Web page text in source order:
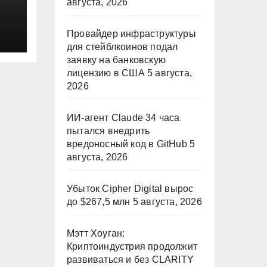
августа, 2026
Провайдер инфраструктуры
для стейблкоинов подал
заявку на банковскую
лицензию в США 5 августа,
2026
ИИ-агент Claude 34 часа
пытался внедрить
вредоносный код в GitHub 5
августа, 2026
Убыток Cipher Digital вырос
до $267,5 млн 5 августа, 2026
Мэтт Хоуган:
Криптоиндустрия продолжит
развиваться и без CLARITY